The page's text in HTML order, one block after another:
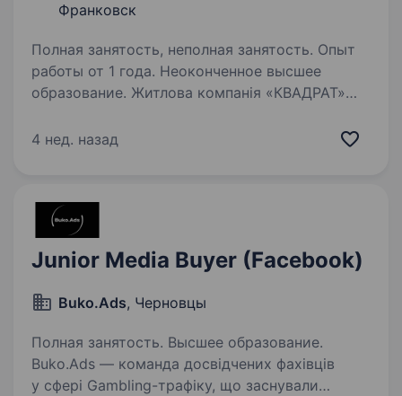
Франковск
Полная занятость, неполная занятость. Опыт
работы от 1 года. Неоконченное высшее
образование. Житлова компанія «КВАДРАТ»
працювати з результатом, масштабувати
Задачі: Запуск, оптимізація…
4 нед. назад
Junior Media Buyer (Facebook)
Buko.Ads, Черновцы
Полная занятость. Высшее образование.
Buko.Ads — команда досвідчених фахівців
у сфері Gambling-трафіку, що заснували